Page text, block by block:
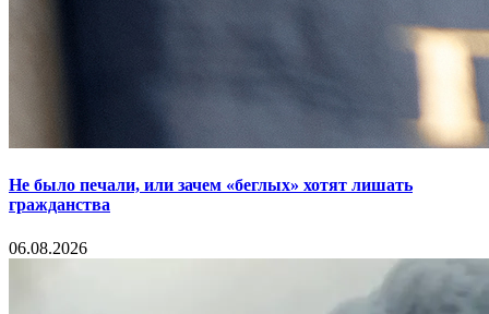
Не было печали, или зачем «беглых» хотят лишать
гражданства
06.08.2026